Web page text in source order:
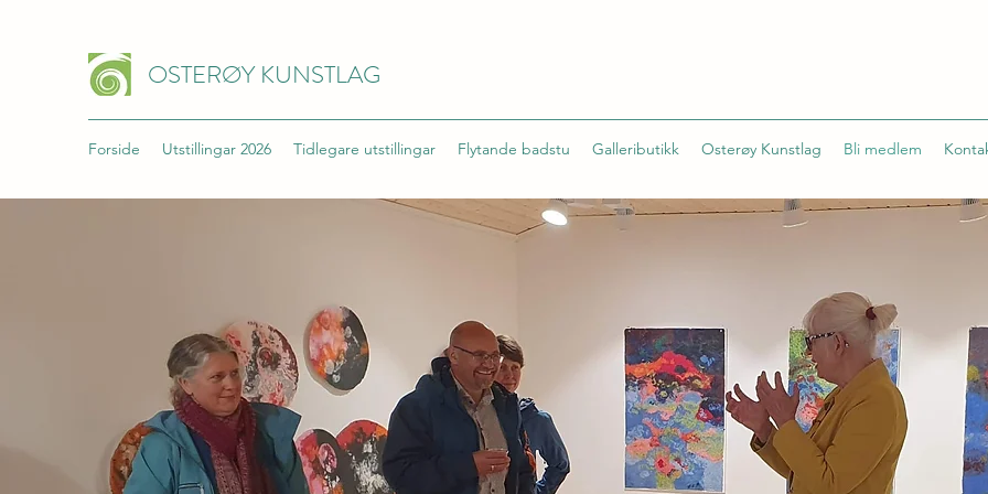
OSTERØY KUNSTLAG
Forside Utstillingar 2026 Tidlegare utstillingar Flytande badstu Galleributikk Osterøy Kunstlag Bli medlem